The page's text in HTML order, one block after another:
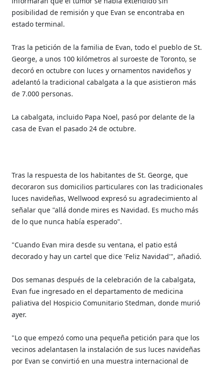
posibilidad de remisión y que Evan se encontraba en
estado terminal.
Tras la petición de la familia de Evan, todo el pueblo de St.
George, a unos 100 kilómetros al suroeste de Toronto, se
decoró en octubre con luces y ornamentos navideños y
adelantó la tradicional cabalgata a la que asistieron más
de 7.000 personas.
La cabalgata, incluido Papa Noel, pasó por delante de la
casa de Evan el pasado 24 de octubre.
Tras la respuesta de los habitantes de St. George, que
decoraron sus domicilios particulares con las tradicionales
luces navideñas, Wellwood expresó su agradecimiento al
señalar que "allá donde mires es Navidad. Es mucho más
de lo que nunca había esperado".
"Cuando Evan mira desde su ventana, el patio está
decorado y hay un cartel que dice 'Feliz Navidad'", añadió.
Dos semanas después de la celebración de la cabalgata,
Evan fue ingresado en el departamento de medicina
paliativa del Hospicio Comunitario Stedman, donde murió
ayer.
"Lo que empezó como una pequeña petición para que los
vecinos adelantasen la instalación de sus luces navideñas
por Evan se convirtió en una muestra internacional de